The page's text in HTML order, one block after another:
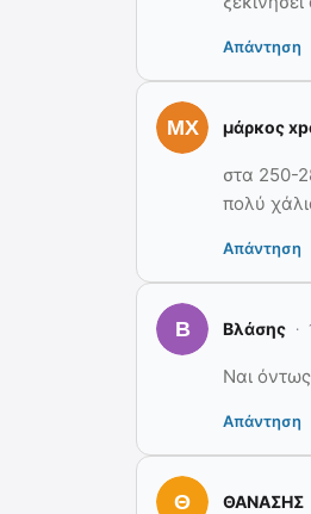
Απάντηση
μάρκος
στα 250-
πολύ
Απάντηση
Βλάσης
Ναι
Απάντηση
ΘΑΝΑΣΗΣ